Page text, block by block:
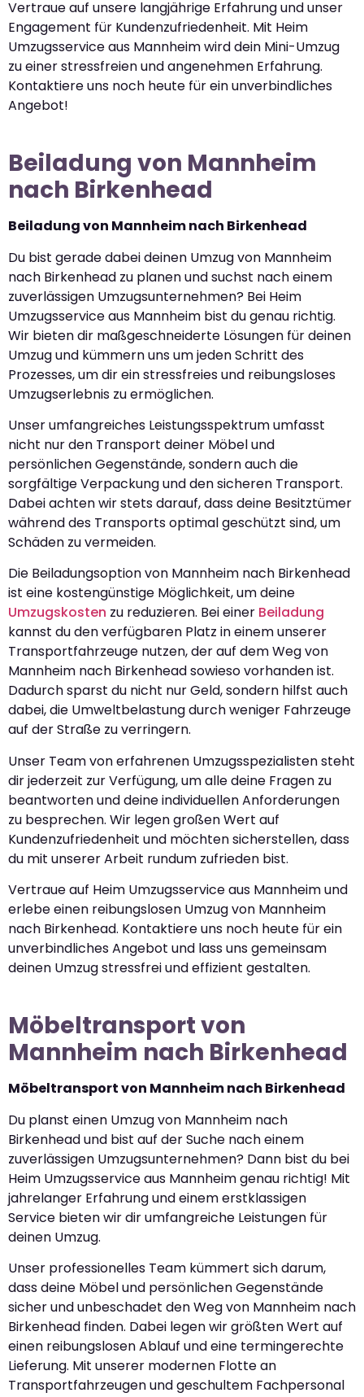
Vertraue auf unsere langjährige Erfahrung und unser
Engagement für Kundenzufriedenheit. Mit Heim
Umzugsservice aus Mannheim wird dein Mini-Umzug
zu einer stressfreien und angenehmen Erfahrung.
Kontaktiere uns noch heute für ein unverbindliches
Angebot!
Beiladung von Mannheim
nach Birkenhead
Beiladung von Mannheim nach Birkenhead
Du bist gerade dabei deinen Umzug von Mannheim
nach Birkenhead zu planen und suchst nach einem
zuverlässigen Umzugsunternehmen? Bei Heim
Umzugsservice aus Mannheim bist du genau richtig.
Wir bieten dir maßgeschneiderte Lösungen für deinen
Umzug und kümmern uns um jeden Schritt des
Prozesses, um dir ein stressfreies und reibungsloses
Umzugserlebnis zu ermöglichen.
Unser umfangreiches Leistungsspektrum umfasst
nicht nur den Transport deiner Möbel und
persönlichen Gegenstände, sondern auch die
sorgfältige Verpackung und den sicheren Transport.
Dabei achten wir stets darauf, dass deine Besitztümer
während des Transports optimal geschützt sind, um
Schäden zu vermeiden.
Die Beiladungsoption von Mannheim nach Birkenhead
ist eine kostengünstige Möglichkeit, um deine
Umzugskosten zu reduzieren. Bei einer Beiladung
kannst du den verfügbaren Platz in einem unserer
Transportfahrzeuge nutzen, der auf dem Weg von
Mannheim nach Birkenhead sowieso vorhanden ist.
Dadurch sparst du nicht nur Geld, sondern hilfst auch
dabei, die Umweltbelastung durch weniger Fahrzeuge
auf der Straße zu verringern.
Unser Team von erfahrenen Umzugsspezialisten steht
dir jederzeit zur Verfügung, um alle deine Fragen zu
beantworten und deine individuellen Anforderungen
zu besprechen. Wir legen großen Wert auf
Kundenzufriedenheit und möchten sicherstellen, dass
du mit unserer Arbeit rundum zufrieden bist.
Vertraue auf Heim Umzugsservice aus Mannheim und
erlebe einen reibungslosen Umzug von Mannheim
nach Birkenhead. Kontaktiere uns noch heute für ein
unverbindliches Angebot und lass uns gemeinsam
deinen Umzug stressfrei und effizient gestalten.
Möbeltransport von
Mannheim nach Birkenhead
Möbeltransport von Mannheim nach Birkenhead
Du planst einen Umzug von Mannheim nach
Birkenhead und bist auf der Suche nach einem
zuverlässigen Umzugsunternehmen? Dann bist du bei
Heim Umzugsservice aus Mannheim genau richtig! Mit
jahrelanger Erfahrung und einem erstklassigen
Service bieten wir dir umfangreiche Leistungen für
deinen Umzug.
Unser professionelles Team kümmert sich darum,
dass deine Möbel und persönlichen Gegenstände
sicher und unbeschadet den Weg von Mannheim nach
Birkenhead finden. Dabei legen wir größten Wert auf
einen reibungslosen Ablauf und eine termingerechte
Lieferung. Mit unserer modernen Flotte an
Transportfahrzeugen und geschultem Fachpersonal